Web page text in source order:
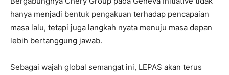
hanya menjadi bentuk pengakuan terhadap pencapaian
masa lalu, tetapi juga langkah nyata menuju masa depan
lebih bertanggung jawab.
Sebagai wajah global semangat ini, LEPAS akan terus